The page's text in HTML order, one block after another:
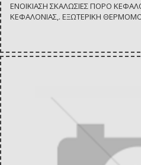
ΕΝΟΙΚΙΑΣΗ ΣΚΑΛΩΣΙΕΣ ΠΟΡΟ
ΚΕΦΑΛΟΝΙΑΣ,. ΕΞΩΤΕΡΙΚΗ